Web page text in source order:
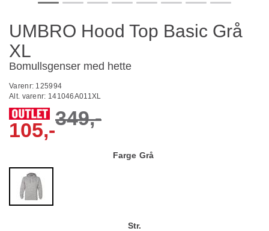
UMBRO Hood Top Basic Grå
XL
Bomullsgenser med hette
Varenr: 125994
Alt. varenr: 141046A011XL
105,-
349,-
Farge Grå
Str.